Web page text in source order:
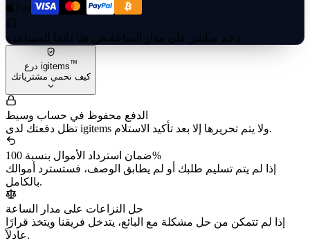
دعم مباشر على مدار الساعةنحن هنا دائمًا للمساعدة
درع igitems™
كيف نحمي مشترياتك
الدفع محفوظ في حساب وسيط
تظل دفعتك لدى igitems ولا يتم تحريرها إلا بعد تأكيد الاستلام.
ضمان استرداد الأموال بنسبة 100%
إذا لم يتم تسليم طلبك أو لم يطابق الوصف، فستسترد أموالك
بالكامل.
حل النزاعات على مدار الساعة
إذا لم تتمكن من حل مشكلة مع البائع، يتدخل فريقنا ويتخذ قرارًا
عادلاً.